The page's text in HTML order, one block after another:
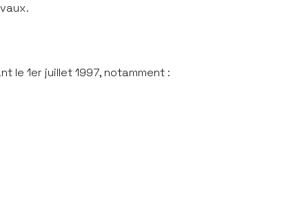
le 1er juillet 1997, notamment :